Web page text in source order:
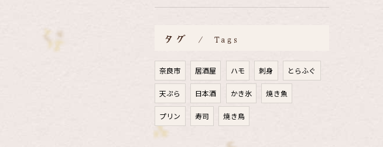
タグ Tags
奈良市 居酒屋 ハモ 刺身 とらふぐ
天ぷら 日本酒 かき氷 焼き魚
プリン 寿司 焼き鳥